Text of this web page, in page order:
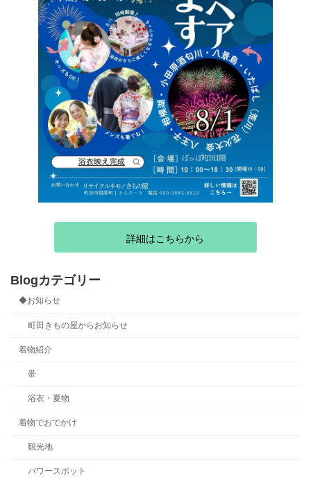
詳細はこちらから
Blogカテゴリー
◆お知らせ
町田きもの屋からお知らせ
着物紹介
帯
浴衣・夏物
着物でおでかけ
観光地
パワースポット